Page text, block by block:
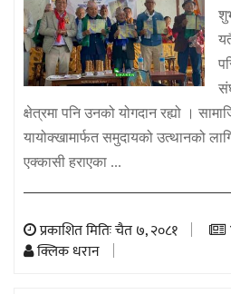
क्षेत्रमा पनि उनको योगदान रह्यो ।
यायोक्खामार्फत समुदायको उत्थानको
एक्कासी हराएका ...
प्रकाशित मितिः चैत ७, २०८१
क्लिक धरान